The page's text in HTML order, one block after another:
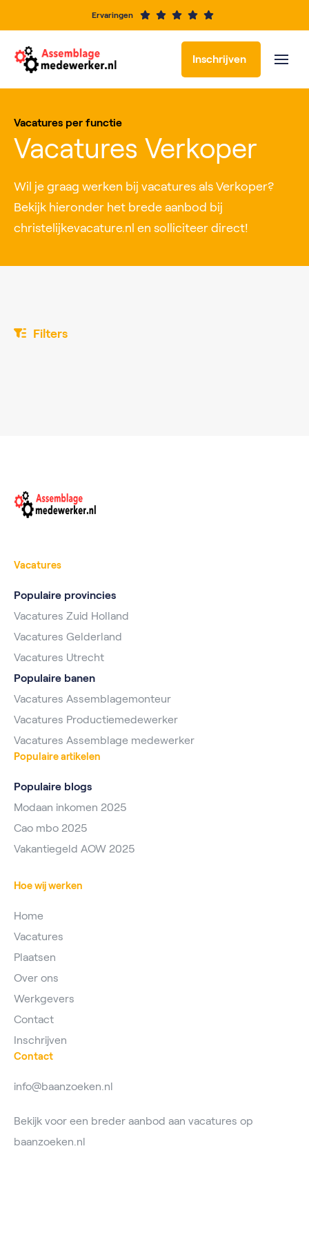
Ervaringen
Inschrijven
Vacatures per functie
Vacatures Verkoper
Wil je graag werken bij vacatures als Verkoper?
Bekijk hieronder het brede aanbod bij
christelijkevacature.nl en solliciteer direct!
Filters
Vacatures
Populaire provincies
Vacatures Zuid Holland
Vacatures Gelderland
Vacatures Utrecht
Populaire banen
Vacatures Assemblagemonteur
Vacatures Productiemedewerker
Vacatures Assemblage medewerker
Populaire artikelen
Populaire blogs
Modaan inkomen 2025
Cao mbo 2025
Vakantiegeld AOW 2025
Hoe wij werken
Home
Vacatures
Plaatsen
Over ons
Werkgevers
Contact
Inschrijven
Contact
info@baanzoeken.nl
Bekijk voor een breder aanbod aan vacatures op
baanzoeken.nl